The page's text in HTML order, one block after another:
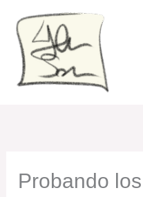
contenido
Probando